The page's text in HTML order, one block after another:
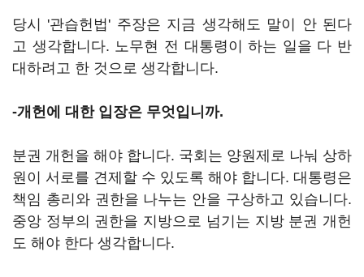
당시 '관습헌법' 주장은 지금 생각해도 말이 안 된다
고 생각합니다. 노무현 전 대통령이 하는 일을 다 반
대하려고 한 것으로 생각합니다.
-개헌에 대한 입장은 무엇입니까.
분권 개헌을 해야 합니다. 국회는 양원제로 나눠 상하
원이 서로를 견제할 수 있도록 해야 합니다. 대통령은
책임 총리와 권한을 나누는 안을 구상하고 있습니다.
중앙 정부의 권한을 지방으로 넘기는 지방 분권 개헌
도 해야 한다 생각합니다.